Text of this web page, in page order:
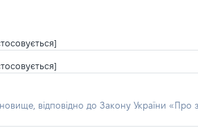
відповідно до Закону України «Про